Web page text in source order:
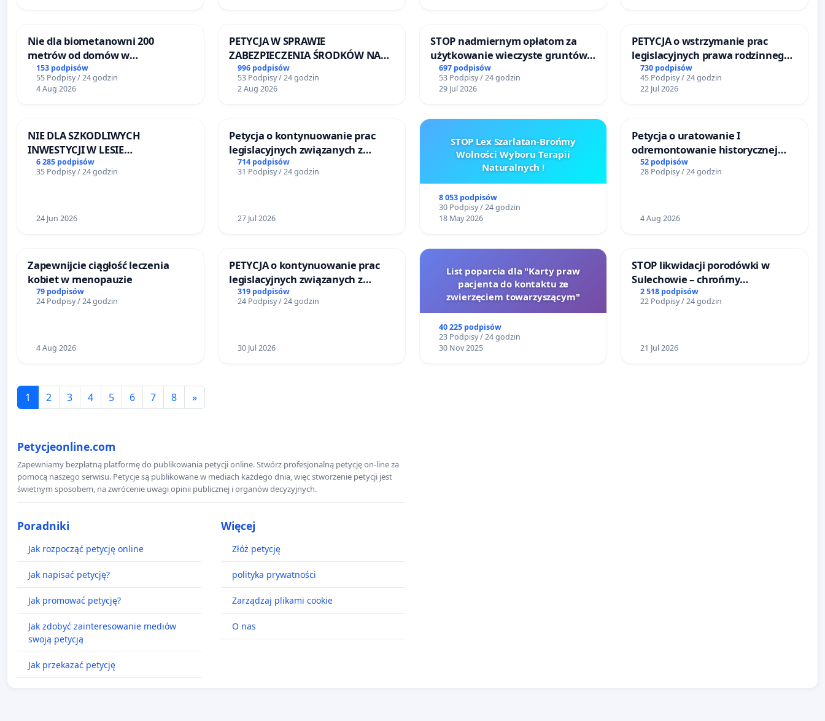
Nie dla biometanowni 200
metrów od domów w
Biernatkach, gm. Wądroże
Wielkie
153 podpisów
55 Podpisy / 24 godzin
4 Aug 2026
PETYCJA W SPRAWIE
ZABEZPIECZENIA ŚRODKÓW NA
FUNKCJONOWANIE SCHRONISKA
DLA BEZDOMNYCH ZWIERZĄT W
SKARYSZEWIE
996 podpisów
53 Podpisy / 24 godzin
2 Aug 2026
STOP nadmiernym opłatom za
użytkowanie wieczyste gruntów
zajmowanych przez rodzinne
ogrody działkowe.
697 podpisów
53 Podpisy / 24 godzin
29 Jul 2026
PETYCJA o wstrzymanie prac
legislacyjnych prawa rodzinnego
narażających ofiary przemocy
730 podpisów
45 Podpisy / 24 godzin
22 Jul 2026
NIE DLA SZKODLIWYCH
INWESTYCJI W LESIE
ŁAGIEWNICKIM I ARTURÓWKU
6 285 podpisów
35 Podpisy / 24 godzin
24 Jun 2026
Petycja o kontynuowanie prac
legislacyjnych związanych z
reformą prawa rodzinnego
714 podpisów
31 Podpisy / 24 godzin
27 Jul 2026
STOP Lex Szarlatan-Brońmy
Wolności Wyboru Terapii
Naturalnych !
8 053 podpisów
30 Podpisy / 24 godzin
18 May 2026
Petycja o uratowanie I
odremontowanie historycznej
Lokomotywy sm42-914
52 podpisów
28 Podpisy / 24 godzin
4 Aug 2026
Zapewnijcie ciągłość leczenia
kobiet w menopauzie
79 podpisów
24 Podpisy / 24 godzin
4 Aug 2026
PETYCJA o kontynuowanie prac
legislacyjnych związanych z
reformą prawa rodzinnego
319 podpisów
24 Podpisy / 24 godzin
30 Jul 2026
List poparcia dla "Karty praw
pacjenta do kontaktu ze
zwierzęciem towarzyszącym"
40 225 podpisów
23 Podpisy / 24 godzin
30 Nov 2025
STOP likwidacji porodówki w
Sulechowie – chrońmy
bezpieczeństwo matek i
noworodków
2 518 podpisów
22 Podpisy / 24 godzin
21 Jul 2026
1 2 3 4 5 6 7 8 »
Petycjeonline.com
Zapewniamy bezpłatną platformę do publikowania petycji online. Stwórz profesjonalną petycję on-line za
pomocą naszego serwisu. Petycje są publikowane w mediach każdego dnia, więc stworzenie petycji jest
świetnym sposobem, na zwrócenie uwagi opinii publicznej i organów decyzyjnych.
Poradniki
Jak rozpocząć petycję online
Jak napisać petycję?
Jak promować petycję?
Jak zdobyć zainteresowanie mediów
swoją petycją
Jak przekazać petycję
Więcej
Złóż petycję
polityka prywatności
Zarządzaj plikami cookie
O nas